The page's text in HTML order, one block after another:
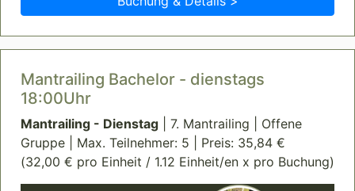
Mantrailing Bachelor - dienstags
18:00Uhr
Mantrailing - Dienstag | 7. Mantrailing | Offene
Gruppe | Max. Teilnehmer: 5 | Preis: 35,84 €
(32,00 € pro Einheit / 1.12 Einheit/en x pro Buchung)